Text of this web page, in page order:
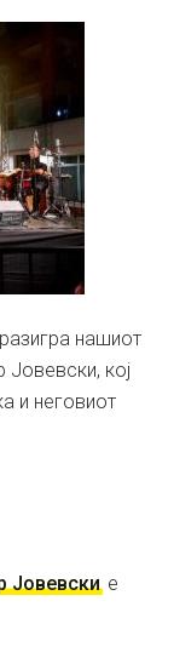
нашиот
Јовевски, кој
и неговиот
Јовевски е